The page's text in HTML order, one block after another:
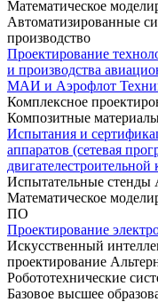
Математическое
Автоматизированные
производство
Проектирование
и производства
МАИ и Аэрофлот
Комплексное
Композитные
Испытания и
аппаратов (сетевая
Испытательные стенды
Математическое
ПО
Проектирование
Искусственный
проектирование
Робототехнические
Базовое высшее